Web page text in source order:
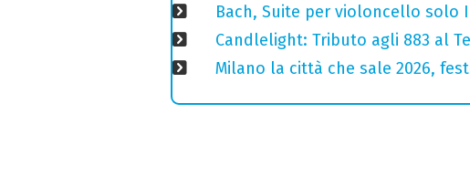
Bach, Suite per violoncello solo
Candlelight: Tributo agli 883 al
Milano la città che sale 2026,